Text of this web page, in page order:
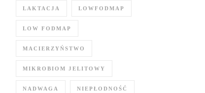
LAKTACJA LOWFODMAP
LOW FODMAP
MACIERZYŃSTWO
MIKROBIOM JELITOWY
NADWAGA NIEPŁODNOŚĆ